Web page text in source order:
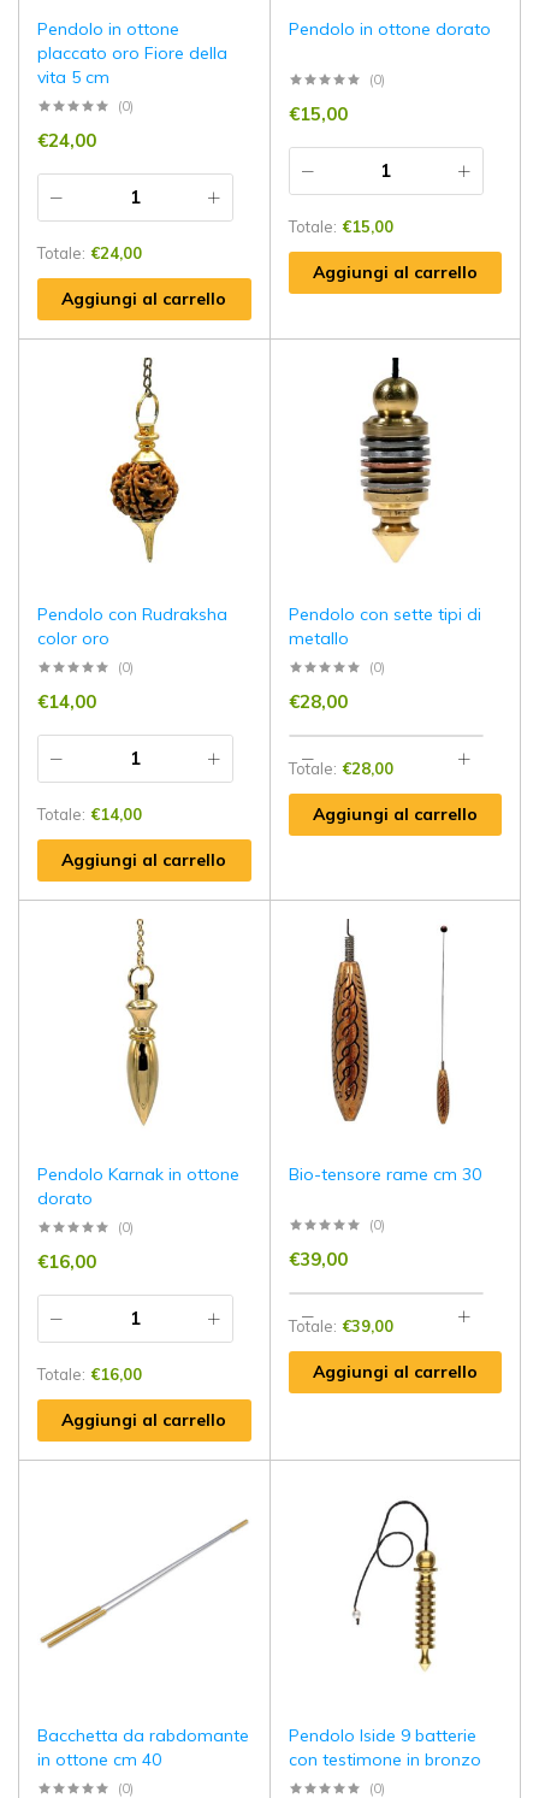
Pendolo in ottone
placcato oro Fiore della
vita 5 cm
(0)
€24,00
Totale: €24,00
Aggiungi al carrello
Pendolo in ottone dorato
(0)
€15,00
Totale: €15,00
Aggiungi al carrello
Pendolo con Rudraksha
color oro
(0)
€14,00
Totale: €14,00
Aggiungi al carrello
Pendolo con sette tipi di
metallo
(0)
€28,00
Totale: €28,00
Aggiungi al carrello
Pendolo Karnak in ottone
dorato
(0)
€16,00
Totale: €16,00
Aggiungi al carrello
Bio-tensore rame cm 30
(0)
€39,00
Totale: €39,00
Aggiungi al carrello
Bacchetta da rabdomante
in ottone cm 40
(0)
Pendolo Iside 9 batterie
con testimone in bronzo
(0)